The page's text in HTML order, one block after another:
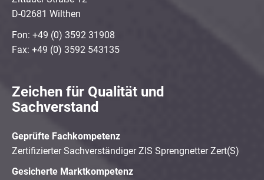
D-02681 Wilthen
Fon: +49 (0) 3592 31908
Fax: +49 (0) 3592 543135
Zeichen für Qualität und
Sachverstand
Geprüfte Fachkompetenz
Zertifizierter Sachverständiger ZIS Sprengnetter Zert(S)
Gesicherte Marktkompetenz